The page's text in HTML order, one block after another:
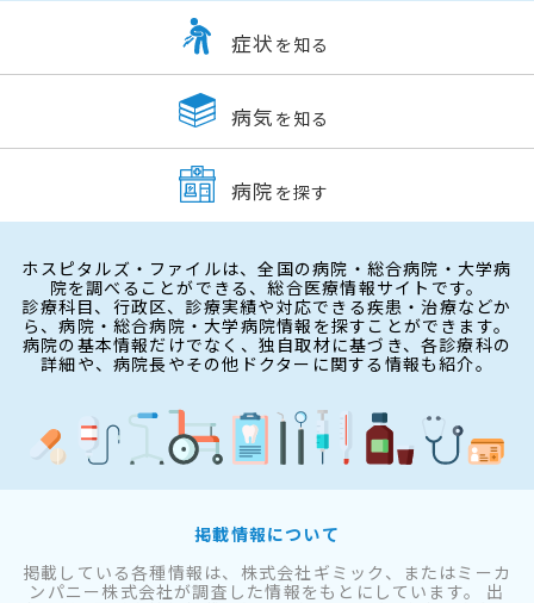
症状 を知る
病気 を知る
病院 を探す
ホスピタルズ・ファイルは、全国の病院・総合病院・大学病
院を調べることができる、総合医療情報サイトです。
診療科目、行政区、診療実績や対応できる疾患・治療などか
ら、病院・総合病院・大学病院情報を探すことができます。
病院の基本情報だけでなく、独自取材に基づき、各診療科の
詳細や、病院長やその他ドクターに関する情報も紹介。
掲載情報について
掲載している各種情報は、株式会社ギミック、またはミーカ
ンパニー株式会社が調査した情報をもとにしています。 出